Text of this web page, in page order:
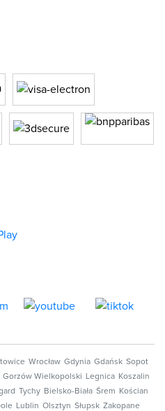
Wrocław Gdynia Gdańsk Sopot
Gorzów Wielkopolski Legnica Koszalin
Tychy Bielsko-Biała Śrem
Kościan
Lublin Olsztyn Słupsk Zakopane